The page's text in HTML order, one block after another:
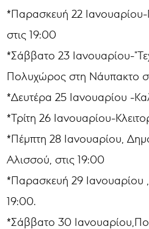
*Παρασκευή 22 Ιανουαρίου-
στις 19:00
*Σάββατο 23 Ιανουαρίου-
Πολυχώρος στη Νάυπακτο
*Δευτέρα 25 Ιανουαρίου -
*Τρίτη 26 Ιανουαρίου-
*Πέμπτη 28 Ιανουαρίου,
Αλισσού, στις 19:00
*Παρασκευή 29 Ιανουαρίου ,
19:00.
*Σάββατο 30